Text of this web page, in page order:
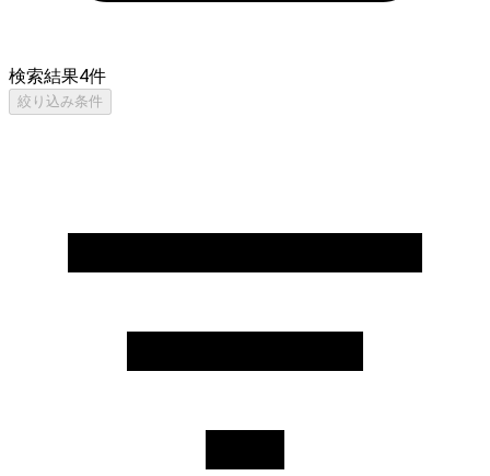
検索結果4件
絞り込み条件